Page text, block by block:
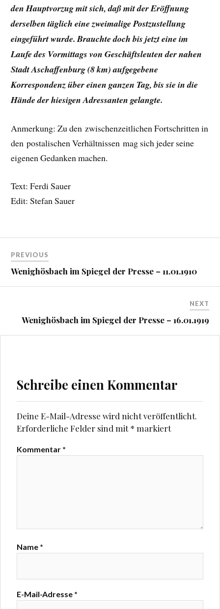
den Hauptvorzug mit sich, daß mit der Eröffnung
derselben täglich eine zweimalige Postzustellung
eingeführt wurde. Brauchte doch bis jetzt eine im
Laufe des Vormittags von Geschäftsleuten der nahen
Stadt Aschaffenburg (8 km) aufgegebene
Korrespondenz über einen ganzen Tag, bis sie in die
Hände der hiesigen Adressanten gelangte.
Anmerkung: Zu den zwischenzeitlichen Fortschritten in
den postalischen Verhältnissen mag sich jeder seine
eigenen Gedanken machen.
Text: Ferdi Sauer
Edit: Stefan Sauer
PREVIOUS
Wenighösbach im Spiegel der Presse – 11.01.1910
NEXT
Wenighösbach im Spiegel der Presse – 16.01.1919
Schreibe einen Kommentar
Deine E-Mail-Adresse wird nicht veröffentlicht.
Erforderliche Felder sind mit* markiert
Kommentar *
Name *
E-Mail-Adresse *